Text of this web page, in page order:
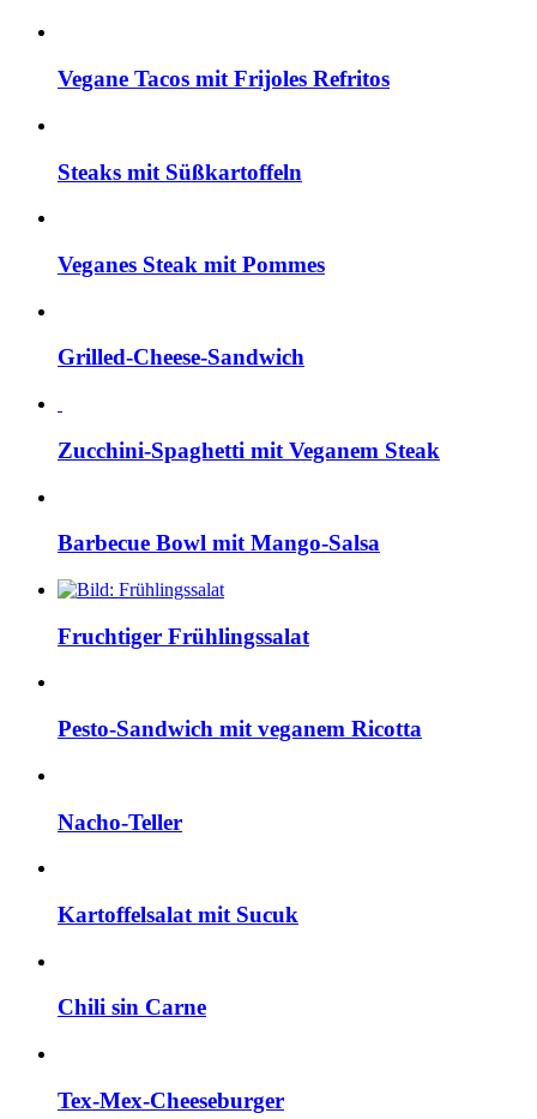
Vegane Tacos mit Frijoles Refritos
Steaks mit Süßkartoffeln
Veganes Steak mit Pommes
Grilled-Cheese-Sandwich
Zucchini-Spaghetti mit Veganem Steak
Barbecue Bowl mit Mango-Salsa
Fruchtiger Frühlingssalat
Pesto-Sandwich mit veganem Ricotta
Nacho-Teller
Kartoffelsalat mit Sucuk
Chili sin Carne
Tex-Mex-Cheeseburger